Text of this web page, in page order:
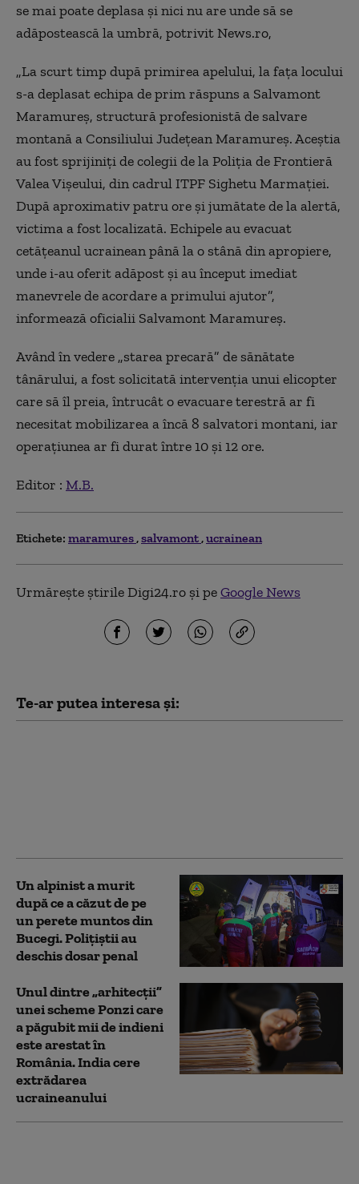
se mai poate deplasa şi nici nu are unde să se
adăpostească la umbră, potrivit News.ro,
„La scurt timp după primirea apelului, la faţa locului
s-a deplasat echipa de prim răspuns a Salvamont
Maramureş, structură profesionistă de salvare
montană a Consiliului Judeţean Maramureş. Aceştia
au fost sprijiniţi de colegii de la Poliţia de Frontieră
Valea Vişeului, din cadrul ITPF Sighetu Marmaţiei.
După aproximativ patru ore şi jumătate de la alertă,
victima a fost localizată. Echipele au evacuat
cetăţeanul ucrainean până la o stână din apropiere,
unde i-au oferit adăpost şi au început imediat
manevrele de acordare a primului ajutor”,
informează oficialii Salvamont Maramureş.
Având în vedere „starea precară” de sănătate
tânărului, a fost solicitată intervenţia unui elicopter
care să îl preia, întrucât o evacuare terestră ar fi
necesitat mobilizarea a încă 8 salvatori montani, iar
operaţiunea ar fi durat între 10 şi 12 ore.
Editor : M.B.
Etichete: maramures salvamont ucrainean
Urmărește știrile Digi24.ro și peGoogle News
Te-ar putea interesa și:
Un alpinist a murit
după ce a căzut de pe
un perete muntos din
Bucegi. Polițiștii au
deschis dosar penal
Unul dintre „arhitecții”
unei scheme Ponzi care
a păgubit mii de indieni
este arestat în
România. India cere
extrădarea
ucraineanului